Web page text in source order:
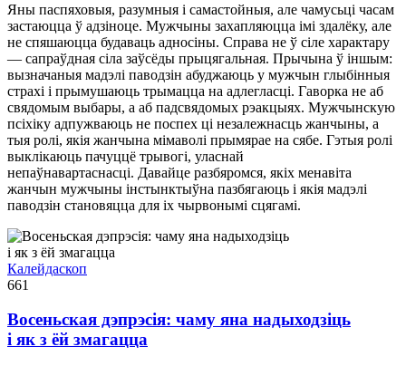
Яны паспяховыя, разумныя і самастойныя, але чамусьці часам
застаюцца ў адзіноце. Мужчыны захапляюцца імі здалёку, але
не спяшаюцца будаваць адносіны. Справа не ў сіле характару
— сапраўдная сіла заўсёды прыцягальная. Прычына ў іншым:
вызначаныя мадэлі паводзін абуджаюць у мужчын глыбінныя
страхі і прымушаюць трымацца на адлегласці. Гаворка не аб
свядомым выбары, а аб падсвядомых рэакцыях. Мужчынскую
псіхіку адпужваюць не поспех ці незалежнасць жанчыны, а
тыя ролі, якія жанчына мімаволі прымярае на сябе. Гэтыя ролі
выклікаюць пачуццё трывогі, уласнай
непаўнавартаснасці. Давайце разбяромся, якіх менавіта
жанчын мужчыны інстынктыўна пазбягаюць і якія мадэлі
паводзін становяцца для іх чырвонымі сцягамі.
Калейдаскоп
661
Восеньская дэпрэсія: чаму яна надыходзіць
і як з ёй змагацца